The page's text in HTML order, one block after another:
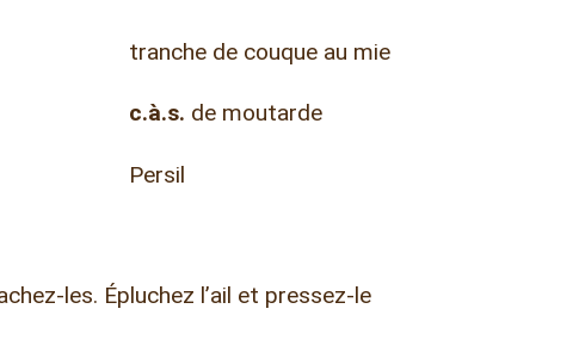
tranche de couque au mie
c.à.s. de moutarde
Persil
les. Épluchez l’ail et pressez-le